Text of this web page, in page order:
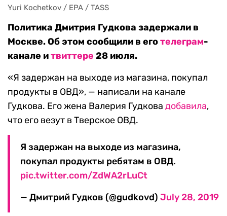
Yuri Kochetkov / EPA / TASS
Политика Дмитрия Гудкова задержали в
Москве. Об этом сообщили в еготелеграм-
канале итвиттере 28 июля.
«Я задержан на выходе из магазина, покупал
продукты в ОВД», — написали на канале
Гудкова. Его жена Валерия Гудкова добавила,
что его везут в Тверское ОВД.
Я задержан на выходе из магазина,
покупал продукты ребятам в ОВД.
pic.twitter.com/ZdWA2rLuCt
— Дмитрий Гудков (@gudkovd) July 28, 2019